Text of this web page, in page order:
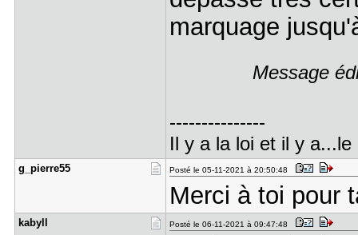
marquage
Message
---------------
Il y a la loi et il y a...le
g_pierre55 Posté le 05-11-2021 à 20:50:48
Merci à toi pour
kabyll Posté le 06-11-2021 à 09:47:48